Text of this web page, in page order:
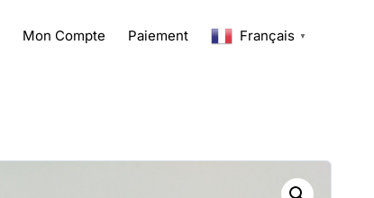
Mon Compte Paiement Français ▼